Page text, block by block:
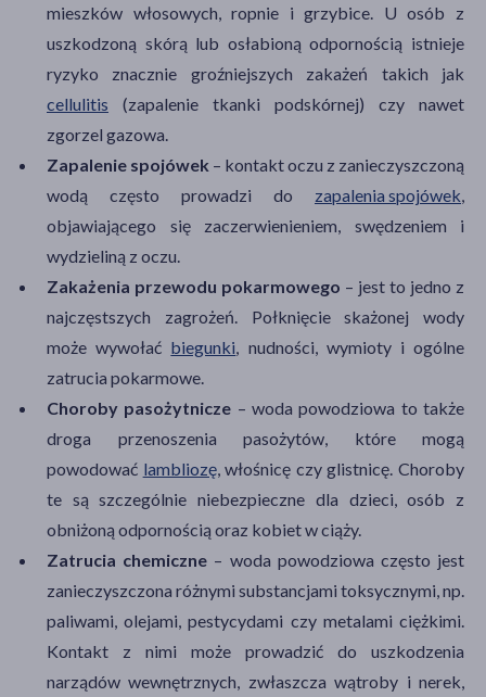
mieszków włosowych, ropnie i grzybice. U osób z
uszkodzoną skórą lub osłabioną odpornością istnieje
ryzyko znacznie groźniejszych zakażeń takich jak
cellulitis (zapalenie tkanki podskórnej) czy nawet
zgorzel gazowa.
Zapalenie spojówek – kontakt oczu z zanieczyszczoną
wodą często prowadzi do zapalenia spojówek
objawiającego się zaczerwienieniem, swędzeniem i
wydzieliną z oczu.
Zakażenia przewodu pokarmowego – jest to jedno z
najczęstszych zagrożeń. Połknięcie skażonej wody
może wywołać biegunki , nudności, wymioty i ogólne
zatrucia pokarmowe.
Choroby pasożytnicze – woda powodziowa to także
droga przenoszenia pasożytów, które mogą
powodować lambliozę, włośnicę czy glistnicę. Choroby
te są szczególnie niebezpieczne dla dzieci, osób z
obniżoną odpornością oraz kobiet w ciąży.
Zatrucia chemiczne – woda powodziowa często jest
zanieczyszczona różnymi substancjami toksycznymi, np.
paliwami, olejami, pestycydami czy metalami ciężkimi.
Kontakt z nimi może prowadzić do uszkodzenia
narządów wewnętrznych, zwłaszcza wątroby i nerek,